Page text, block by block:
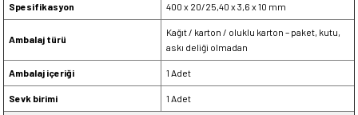
Spesifikasyon 400 x 20/25,40 x 3,6 x 10 mm
Ambalaj türü
Kağıt / karton / oluklu karton – paket, kutu,
askı deliği olmadan
Ambalaj içeriği 1 Adet
Sevk birimi 1 Adet